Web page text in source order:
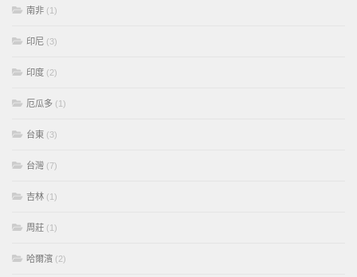
南非 (1)
印尼 (3)
印度 (2)
厄瓜多 (1)
台東 (3)
台灣 (7)
吉林 (1)
周莊 (1)
哈爾濱 (2)